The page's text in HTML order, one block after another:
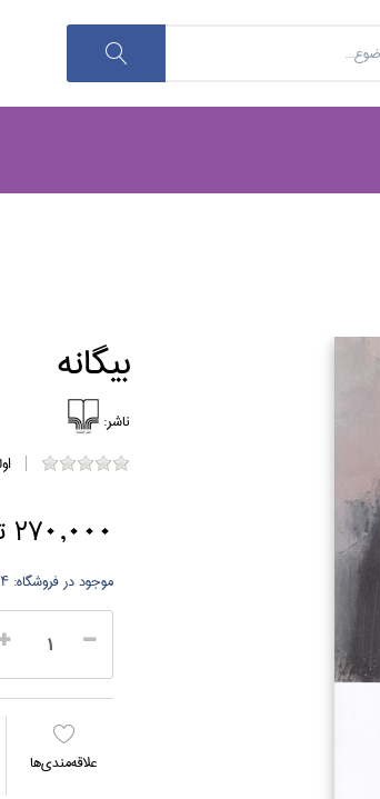
بيگانه
ناشر:
270,000 تومان
موجود در فروشگاه:4 جلد
علاقه‌مندي‌ها